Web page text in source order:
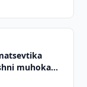
muhokama